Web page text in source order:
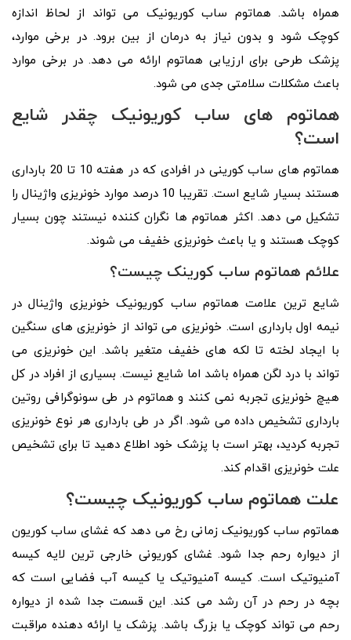
همراه باشد. هماتوم ساب کوریونیک می تواند از لحاظ اندازه
کوچک شود و بدون نیاز به درمان از بین برود. در برخی موارد،
پزشک طرحی برای ارزیابی هماتوم ارائه می دهد. در برخی موارد
باعث مشکلات سلامتی جدی می شود.
هماتوم های ساب کوریونیک چقدر شایع
است؟
هماتوم های ساب کورینی در افرادی که در هفته 10 تا 20 بارداری
هستند بسیار شایع است. تقریبا 10 درصد موارد خونریزی واژینال را
تشکیل می دهد. اکثر هماتوم ها نگران کننده نیستند چون بسیار
کوچک هستند و یا باعث خونریزی خفیف می شوند.
علائم هماتوم ساب کورینک چیست؟
شایع ترین علامت هماتوم ساب کوریونیک خونریزی واژینال در
نیمه اول بارداری است. خونریزی می تواند از خونریزی های سنگین
با ایجاد لخته تا لکه های خفیف متغیر باشد. این خونریزی می
تواند با درد لگن همراه باشد اما شایع نیست. بسیاری از افراد در کل
هیچ خونریزی تجربه نمی کنند و هماتوم در طی سونوگرافی روتین
بارداری تشخیص داده می شود. اگر در طی بارداری هر نوع خونریزی
تجربه کردید، بهتر است با پزشک خود اطلاع دهید تا برای تشخیص
علت خونریزی اقدام کند.
علت هماتوم ساب کوریونیک چیست؟
هماتوم ساب کوریونیک زمانی رخ می دهد که غشای ساب کوریون
از دیواره رحم جدا شود. غشای کوریونی خارجی ترین لایه کیسه
آمنیوتیک است. کیسه آمنیوتیک یا کیسه آب فضایی است که
بچه در رحم در آن رشد می کند. این قسمت جدا شده از دیواره
رحم می تواند کوچک یا بزرگ باشد. پزشک یا ارائه دهنده مراقبت